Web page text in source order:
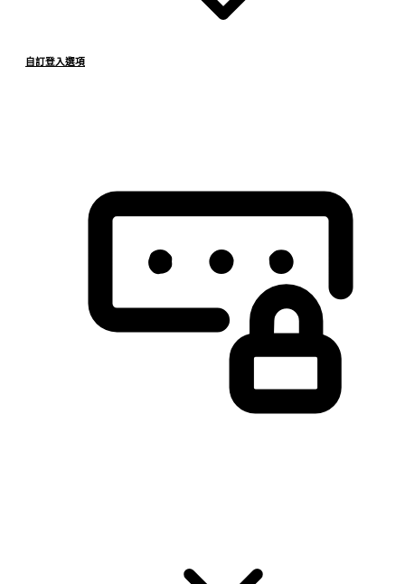
自訂登入選項